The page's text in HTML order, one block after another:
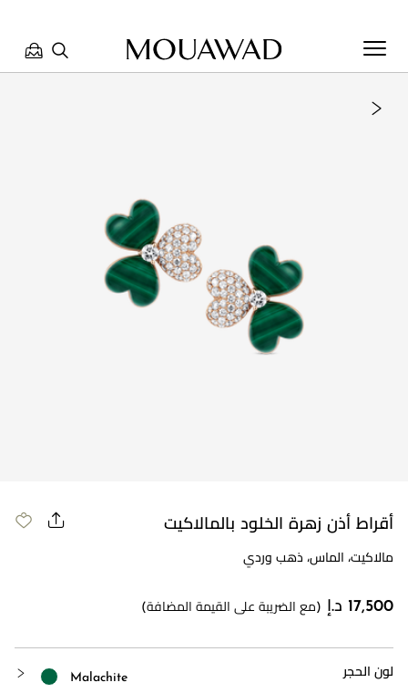
أقراط أذن زهرة الخلود بالمالاكيت
مالاكيت، الماس، ذهب وردي
17,500 د.إ (مع الضريبة على القيمة المضافة)
لون الحجر Malachite
تواصل معنا